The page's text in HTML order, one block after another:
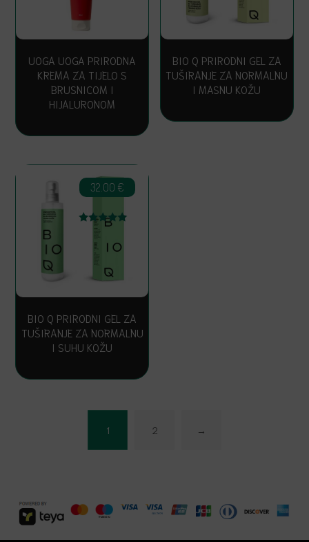
UOGA UOGA PRIRODNA
KREMA ZA TIJELO S
BRUSNICOM I
HIJALURONOM
BIO Q PRIRODNI GEL ZA
TUŠIRANJE ZA NORMALNU
I MASNU KOŽU
BIO Q PRIRODNI GEL ZA
TUŠIRANJE ZA NORMALNU
I SUHU KOŽU
od 5
32.00 €
1 2 →